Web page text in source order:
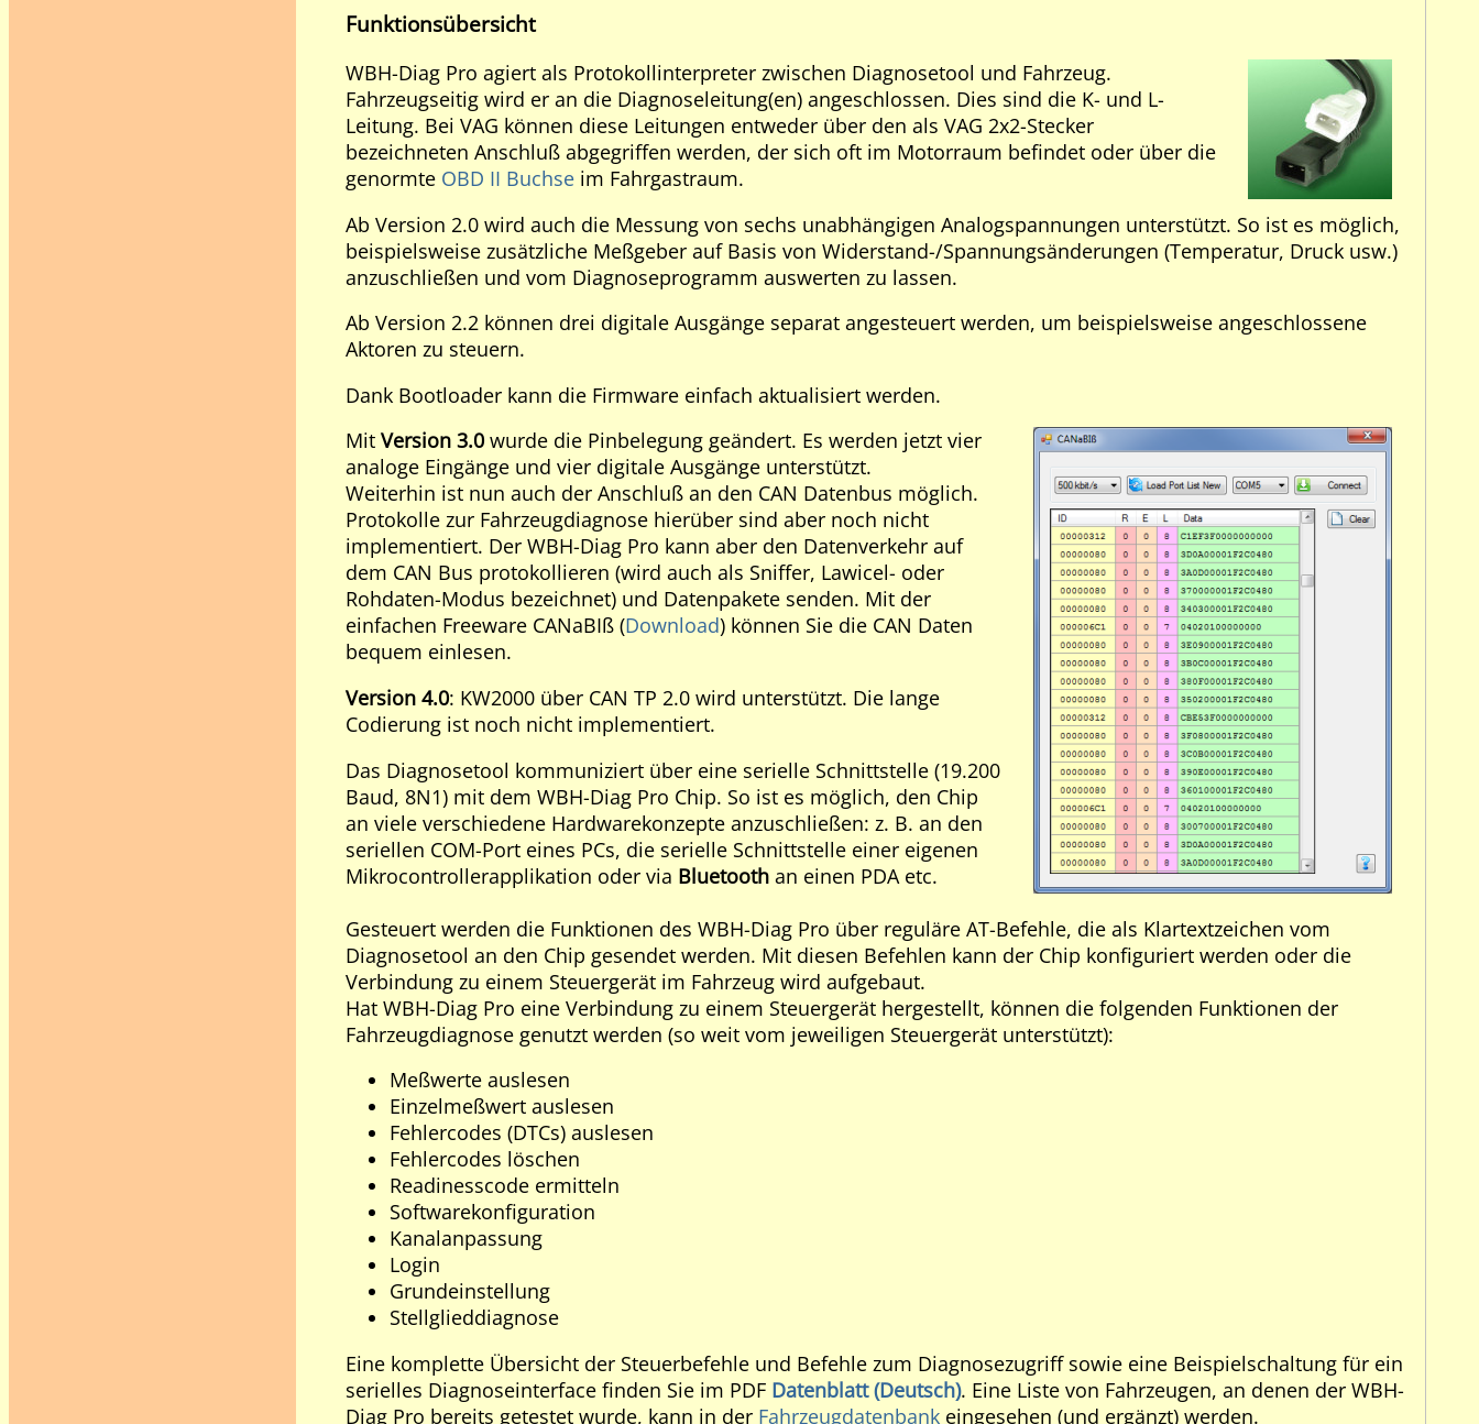
Funktionsübersicht
WBH-Diag Pro agiert als Protokollinterpreter zwischen Diagnosetool und Fahrzeug.
Fahrzeugseitig wird er an die Diagnoseleitung(en) angeschlossen. Dies sind die K- und L-
Leitung. Bei VAG können diese Leitungen entweder über den als VAG 2x2-Stecker
bezeichneten Anschluß abgegriffen werden, der sich oft im Motorraum befindet oder über die
genormte OBD II Buchse im Fahrgastraum.
Ab Version 2.0 wird auch die Messung von sechs unabhängigen Analogspannungen unterstützt. So ist es möglich,
beispielsweise zusätzliche Meßgeber auf Basis von Widerstand-/Spannungsänderungen (Temperatur, Druck usw.)
anzuschließen und vom Diagnoseprogramm auswerten zu lassen.
Ab Version 2.2 können drei digitale Ausgänge separat angesteuert werden, um beispielsweise angeschlossene
Aktoren zu steuern.
Dank Bootloader kann die Firmware einfach aktualisiert werden.
Mit Version 3.0 wurde die Pinbelegung geändert. Es werden jetzt vier
analoge Eingänge und vier digitale Ausgänge unterstützt.
Weiterhin ist nun auch der Anschluß an den CAN Datenbus möglich.
Protokolle zur Fahrzeugdiagnose hierüber sind aber noch nicht
implementiert. Der WBH-Diag Pro kann aber den Datenverkehr auf
dem CAN Bus protokollieren (wird auch als Sniffer, Lawicel- oder
Rohdaten-Modus bezeichnet) und Datenpakete senden. Mit der
einfachen Freeware CANaBIß (Download) können Sie die CAN Daten
bequem einlesen.
Version 4.0: KW2000 über CAN TP 2.0 wird unterstützt. Die lange
Codierung ist noch nicht implementiert.
Das Diagnosetool kommuniziert über eine serielle Schnittstelle (19.200
Baud, 8N1) mit dem WBH-Diag Pro Chip. So ist es möglich, den Chip
an viele verschiedene Hardwarekonzepte anzuschließen: z. B. an den
seriellen COM-Port eines PCs, die serielle Schnittstelle einer eigenen
Mikrocontrollerapplikation oder via Bluetooth an einen PDA etc.
Gesteuert werden die Funktionen des WBH-Diag Pro über reguläre AT-Befehle, die als Klartextzeichen vom
Diagnosetool an den Chip gesendet werden. Mit diesen Befehlen kann der Chip konfiguriert werden oder die
Verbindung zu einem Steuergerät im Fahrzeug wird aufgebaut.
Hat WBH-Diag Pro eine Verbindung zu einem Steuergerät hergestellt, können die folgenden Funktionen der
Fahrzeugdiagnose genutzt werden (so weit vom jeweiligen Steuergerät unterstützt):
Meßwerte auslesen
Einzelmeßwert auslesen
Fehlercodes (DTCs) auslesen
Fehlercodes löschen
Readinesscode ermitteln
Softwarekonfiguration
Kanalanpassung
Login
Grundeinstellung
Stellglieddiagnose
Eine komplette Übersicht der Steuerbefehle und Befehle zum Diagnosezugriff sowie eine Beispielschaltung für ein
serielles Diagnoseinterface finden Sie im PDF Datenblatt (Deutsch). Eine Liste von Fahrzeugen, an denen der WBH-
Diag Pro bereits getestet wurde, kann in der Fahrzeugdatenbank eingesehen (und ergänzt) werden.